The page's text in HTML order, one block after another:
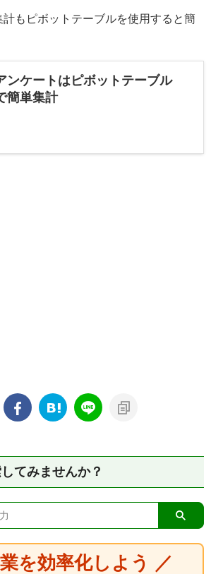
計もピボットテーブルを使用すると簡
ンケートはピボットテーブル
簡単集計
てみませんか？
を効率化しよう ／